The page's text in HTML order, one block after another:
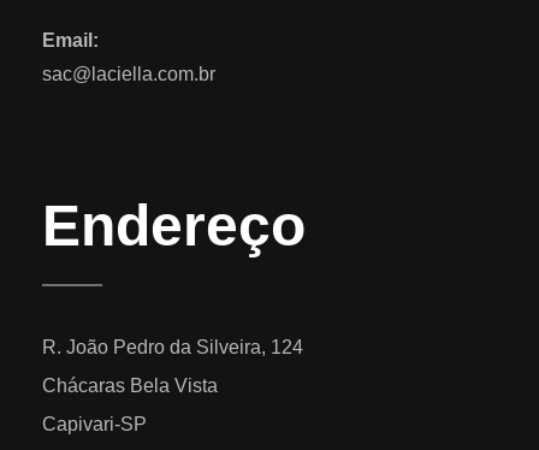
Email:
sac@laciella.com.br
Endereço
R. João Pedro da Silveira, 124
Chácaras Bela Vista
Capivari-SP